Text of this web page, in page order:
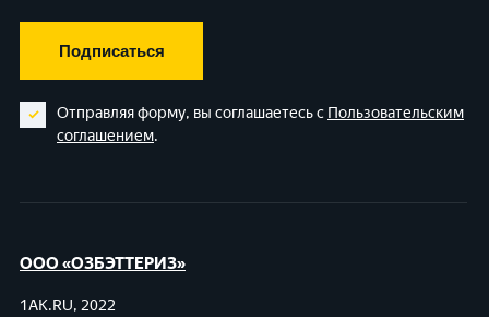
Подписаться
Отправляя форму, вы соглашаетесь с Пользовательским
соглашением.
ООО «ОЗБЭТТЕРИЗ»
1AK.RU, 2022